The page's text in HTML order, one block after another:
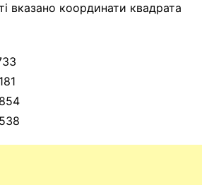
вказано координати квадрата